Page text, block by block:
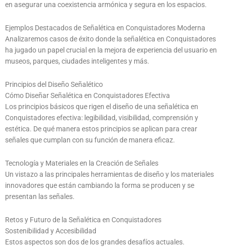
en asegurar una coexistencia armónica y segura en los espacios.
Ejemplos Destacados de Señalética en Conquistadores Moderna
Analizaremos casos de éxito donde la señalética en Conquistadores
ha jugado un papel crucial en la mejora de experiencia del usuario en
museos, parques, ciudades inteligentes y más.
Principios del Diseño Señalético
Cómo Diseñar Señalética en Conquistadores Efectiva
Los principios básicos que rigen el diseño de una señalética en
Conquistadores efectiva: legibilidad, visibilidad, comprensión y
estética. De qué manera estos principios se aplican para crear
señales que cumplan con su función de manera eficaz.
Tecnología y Materiales en la Creación de Señales
Un vistazo a las principales herramientas de diseño y los materiales
innovadores que están cambiando la forma se producen y se
presentan las señales.
Retos y Futuro de la Señalética en Conquistadores
Sostenibilidad y Accesibilidad
Estos aspectos son dos de los grandes desafíos actuales.